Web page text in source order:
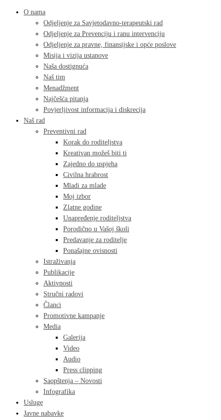
O nama
Odjeljenje za Savjetodavno-terapeutski rad
Odjeljenje za Prevenciju i ranu intervenciju
Odjeljenje za pravne, finansijske i opće poslove
Misija i vizija ustanove
Naša dostignuća
Naš tim
Menadžment
Najčešća pitanja
Povjerljivost informacija i diskrecija
Naš rad
Preventivni rad
Korak do roditeljstva
Kreativan možeš biti ti
Zajedno do uspjeha
Civilna hrabrost
Mladi za mlade
Moj izbor
Zlatne godine
Unapređenje roditeljstva
Porodično u Vašoj školi
Predavanje za roditelje
Ponašajne ovisnosti
Istraživanja
Publikacije
Aktivnosti
Stručni radovi
Članci
Promotivne kampanje
Media
Galerija
Video
Audio
Press clipping
Saopštenja – Novosti
Infografika
Usluge
Javne nabavke